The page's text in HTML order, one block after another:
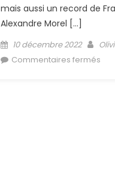
mais aussi un record de
Alexandre Morel […]
Posted on
10 décembre 2022
Commentaires fermés